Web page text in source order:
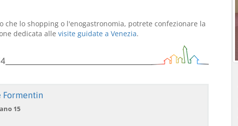
che lo shopping o l'enogastronomia, potrete confezionare la
dedicata alle visite guidate a Venezia.
Formentin
15